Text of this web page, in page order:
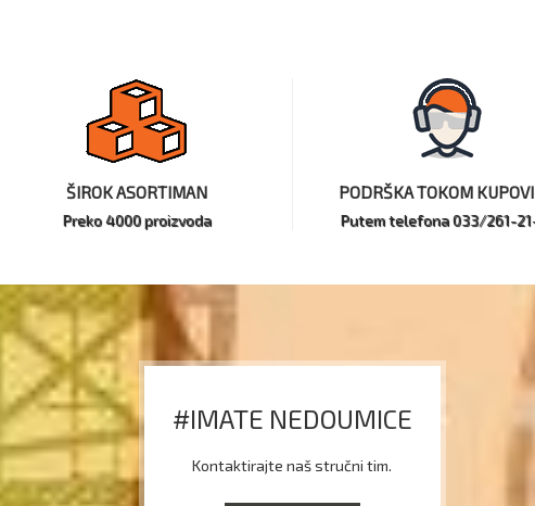
ŠIROK ASORTIMAN
Preko 4000 proizvoda
PODRŠKA TOKOM
Putem telefona 033/261-
#IMATE NEDOUMICE
Kontaktirajte naš stručni tim.